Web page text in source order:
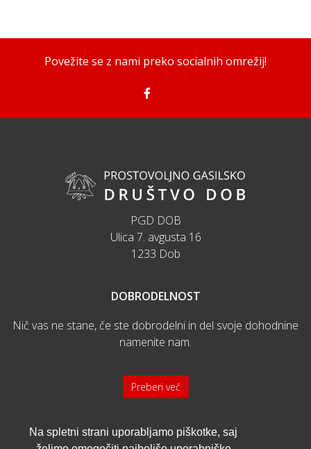
Na spletni strani uporabljamo piškotke, saj
Povežite se z nami preko socialnih omrežij!
PGD DOB
Ulica 7. avgusta 16
1233 Dob
DOBRODELNOST
Nič vas ne stane, če ste dobrodelni in del svoje dohodnine
namenite nam.
Preberi več
KONTAKT